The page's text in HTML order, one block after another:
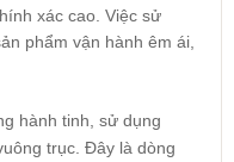
xác cao. Việc sử
phẩm vận hành êm ái,
hành tinh, sử dụng
trục. Đây là dòng